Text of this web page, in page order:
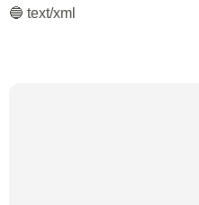
🔵 text/xml